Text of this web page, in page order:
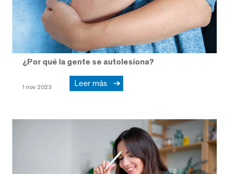
¿Por qué la gente se autolesiona?
1 nov 2023 Leer más